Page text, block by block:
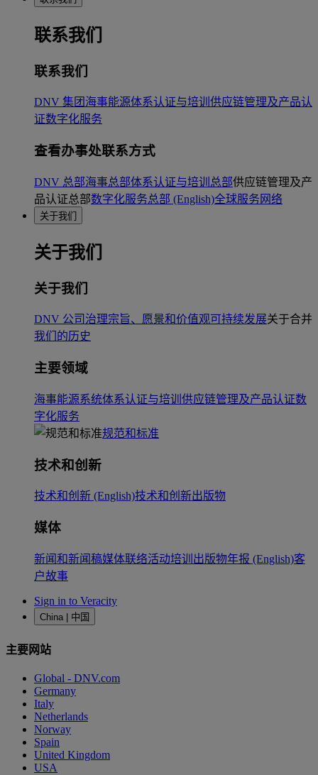
联系我们
联系我们
DNV 集团 海事能源体系认证与培训 供应链管理及产品认
证数字化服务
查看办事处联系方式
DNV 总部海事总部体系认证与培训总部供应链管理及产
品认证总部数字化服务总部 (English)全球服务网络
关于我们
关于我们
关于我们
DNV 公司治理宗旨、愿景和价值观可持续发展关于合并
我们的历史
主要领域
海事能源系统体系认证与培训 供应链管理及产品认证数
字化服务
规范和标准
技术和创新
技术和创新 (English)技术和创新出版物
媒体
新闻和新闻稿媒体联络活动培训 出版物年报 (English)客
户故事
Sign in to Veracity
China | 中国
主要网站
Global - DNV.com
Germany
Italy
Netherlands
Norway
Spain
United Kingdom
USA